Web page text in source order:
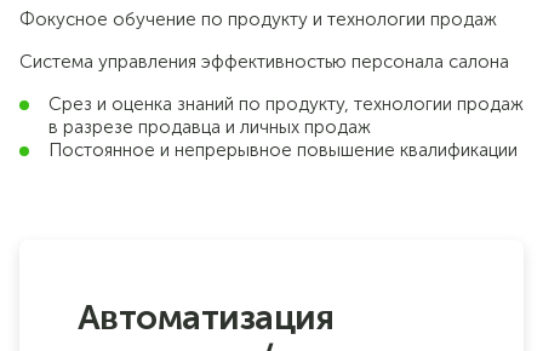
Фокусное обучение по продукту и технологии продаж
Система управления эффективностью персонала салона
Срез и оценка знаний по продукту, технологии продаж
в разрезе продавца и личных продаж
Постоянное и непрерывное повышение квалификации
Автоматизация